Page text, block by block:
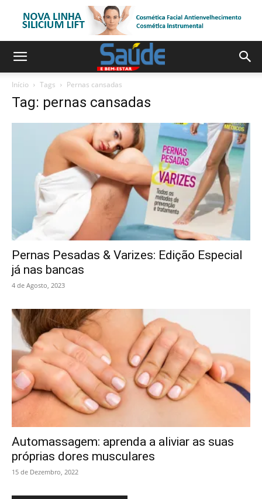
Início Tags Pernas cansadas
Tag: pernas cansadas
Pernas Pesadas & Varizes: Edição Especial
já nas bancas
4 de Agosto, 2023
Automassagem: aprenda a aliviar as suas
próprias dores musculares
15 de Dezembro, 2022